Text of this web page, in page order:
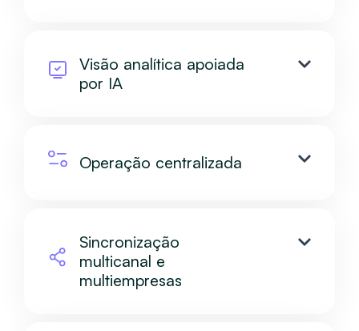
Visão analítica apoiada
por IA
Operação centralizada
Sincronização
multicanal e
multiempresas